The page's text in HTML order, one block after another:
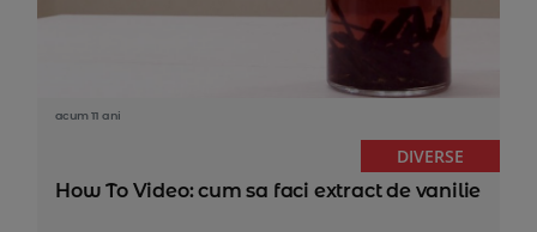
acum 11 ani
DIVERSE
How To Video: cum sa faci extract de vanilie